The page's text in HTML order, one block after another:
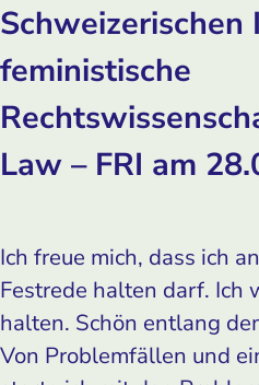
feministische
Law – FRI am
Ich freue mich, dass ich
Festrede halten darf. Ich
halten. Schön entlang
Von Problemfällen und